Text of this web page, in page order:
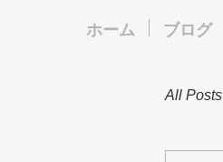
All Posts
ホーム ブログ